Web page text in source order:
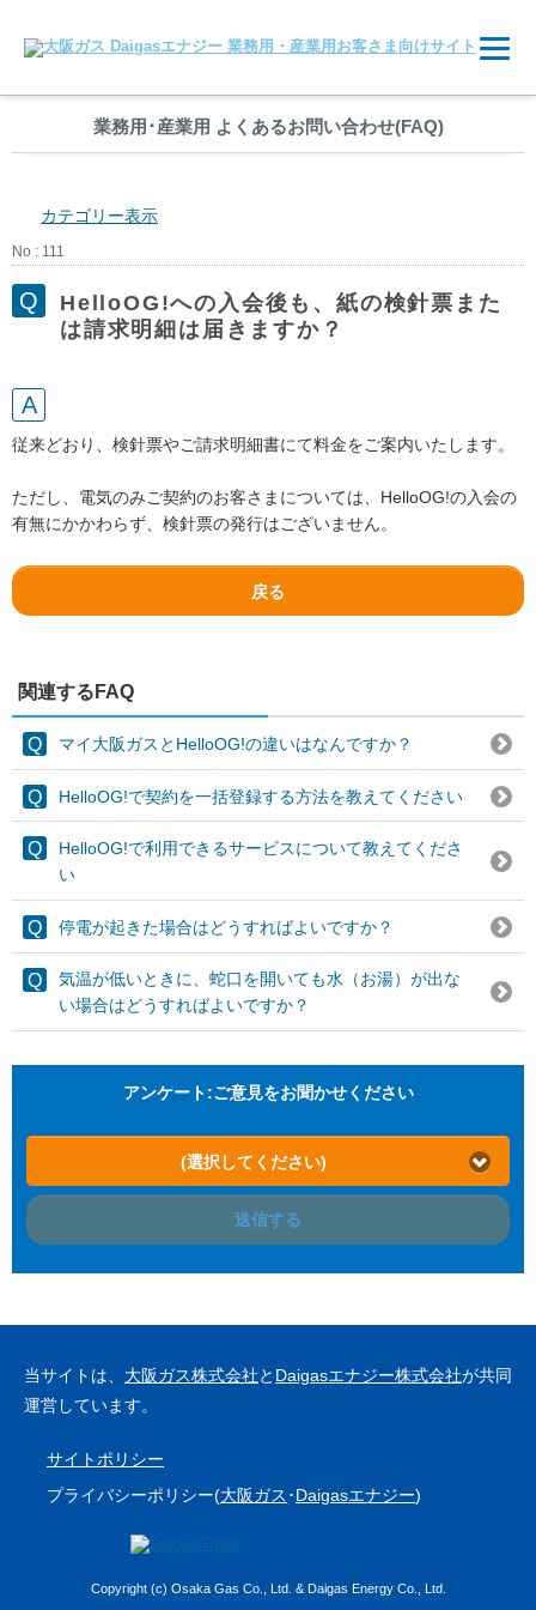
業務用 ･産業用 よくあるお問い合わせ(FAQ)
カテゴリー表示
No : 111
HelloOG!への入会後も、紙の検針票また
は請求明細は届きますか？
従来どおり、検針票やご請求明細書にて料金をご案内いたします。
ただし、電気のみご契約のお客さまについては、HelloOG!の入会の
有無にかかわらず、検針票の発行はございません。
戻る
関連するFAQ
マイ大阪ガスとHelloOG!の違いはなんですか？
HelloOG!で契約を一括登録する方法を教えてください
HelloOG!で利用できるサービスについて教えてくださ
い
停電が起きた場合はどうすればよいですか？
気温が低いときに、蛇口を開いても水（お湯）が出な
い場合はどうすればよいですか？
アンケート:ご意見をお聞かせください
(選択してください)
送信する
当サイトは、 大阪ガス株式会社と Daigasエナジー株式会社が共同
運営しています。
サイトポリシー
プライバシーポリシー(大阪ガス ･Daigasエナジー)
Copyright (c) Osaka Gas Co., Ltd. & Daigas Energy Co., Ltd.